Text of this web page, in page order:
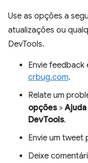
Use as opções a
atualizações ou
DevTools.
Envie
crbug.com.
Relate um
opções>Ajuda
DevTools.
Envie um tweet
Deixe